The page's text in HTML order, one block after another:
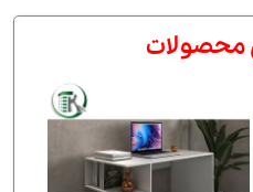
محصولات